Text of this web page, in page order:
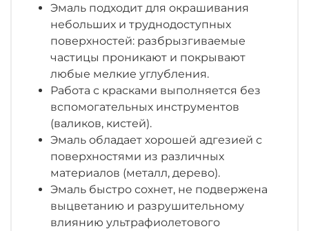
Эмаль подходит для окрашивания
небольших и труднодоступных
поверхностей: разбрызгиваемые
частицы проникают и покрывают
любые мелкие углубления.
Работа с красками выполняется без
вспомогательных инструментов
(валиков, кистей).
Эмаль обладает хорошей адгезией с
поверхностями из различных
материалов (металл, дерево).
Эмаль быстро сохнет, не подвержена
выцветанию и разрушительному
влиянию ультрафиолетового